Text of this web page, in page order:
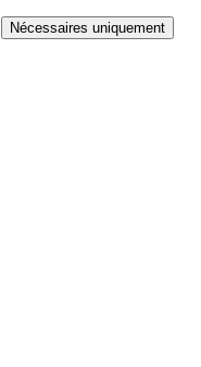
Nécessaires uniquement